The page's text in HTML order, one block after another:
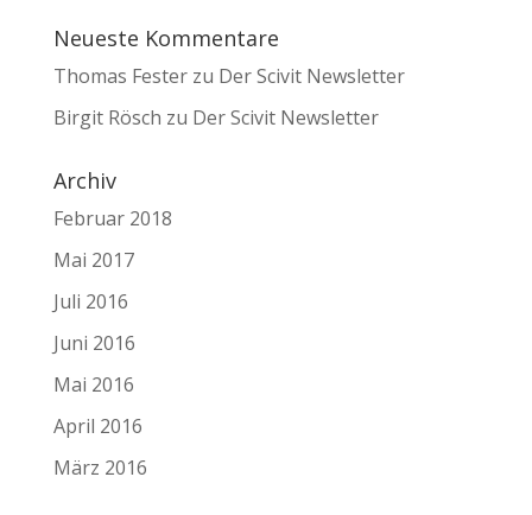
Neueste Kommentare
Thomas Festerzu Der Scivit Newsletter
Birgit Rösch zu Der Scivit Newsletter
Archiv
Februar 2018
Mai 2017
Juli 2016
Juni 2016
Mai 2016
April 2016
März 2016